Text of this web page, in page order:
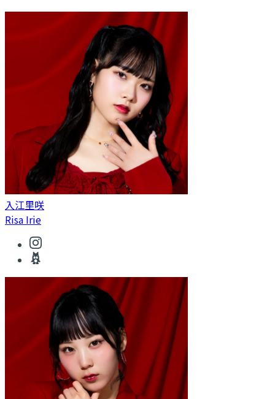
入江里咲
Risa Irie